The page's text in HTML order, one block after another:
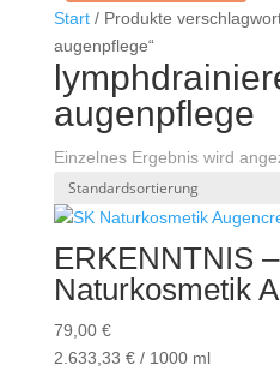
Start/ Produkte
augenpflege“
augenpflege
Einzelnes Ergebnis wird
ERKENNTNIS –
Naturkosmetik
79,00 €
2.633,33 €/ 1000 ml